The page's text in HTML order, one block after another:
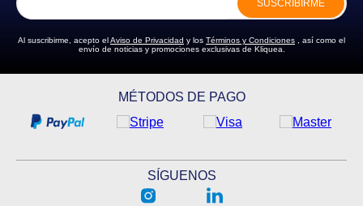
SUSCRIBIRME
Al suscribirme, acepto elAviso de Privacidad y los Términos y Condiciones , así como el
envío de noticias y promociones exclusivas de Kliquea.
MÉTODOS DE PAGO
SÍGUENOS